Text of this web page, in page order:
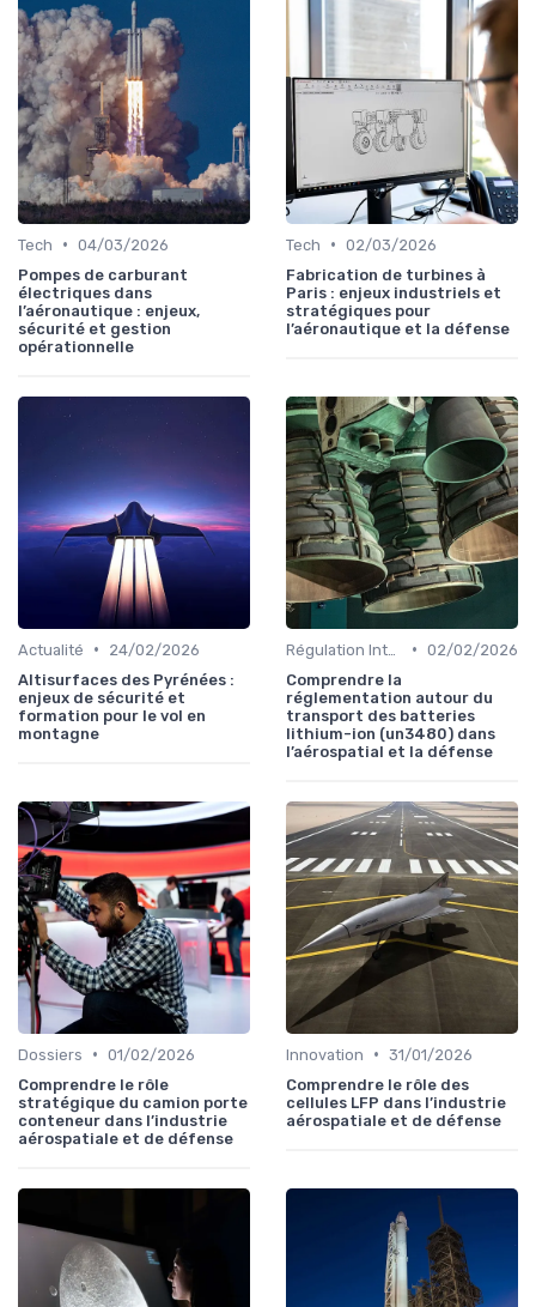
Tech • 04/03/2026
Pompes de carburant
électriques dans
l’aéronautique : enjeux,
sécurité et gestion
opérationnelle
Tech • 02/03/2026
Fabrication de turbines à
Paris : enjeux industriels et
stratégiques pour
l’aéronautique et la défense
Actualité •
24/02/2026
Altisurfaces des Pyrénées :
enjeux de sécurité et
formation pour le vol en
montagne
• 02/02/2026
Comprendre la
réglementation autour du
transport des batteries
lithium-ion (un3480) dans
l’aérospatial et la défense
Dossiers • 01/02/2026
Comprendre le rôle
stratégique du camion porte
conteneur dans l’industrie
aérospatiale et de défense
Innovation • 31/01/2026
Comprendre le rôle des
cellules LFP dans l’industrie
aérospatiale et de défense